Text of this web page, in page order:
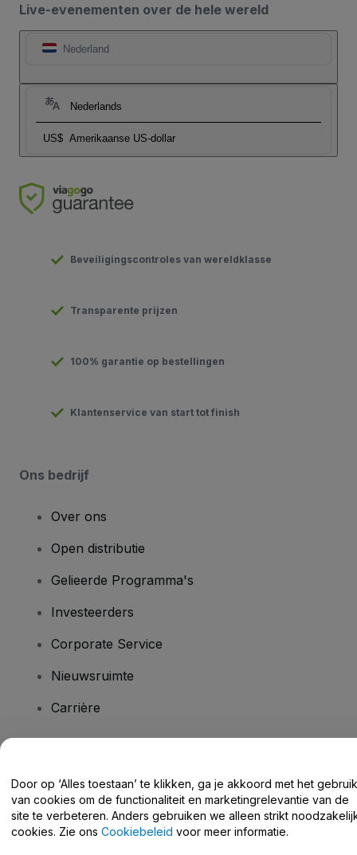
Live-evenementen over de hele wereld
Nederland
Nederlands
US$ Amerikaanse US-dollar
Beveiligingscontroles van wereldklasse
Transparente prijzen
100% garantie op bestellingen
Klantenservice van start tot finish
Ons bedrijf
Over ons
Open distributie
Gelieerde Programma's
Investeerders
Corporate Service
Nieuwsruimte
Carrière
Helpcentrum / Neem Contact Met Ons Op
Door op ‘Alles toestaan’ te klikken, ga je akkoord met het gebruik
van cookies om de functionaliteit en marketingrelevantie van de
site te verbeteren. Anders gebruiken we alleen strikt
cookies. Zie ons Cookiebeleid voor meer informatie.